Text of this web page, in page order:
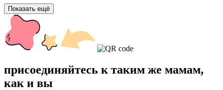
Показать ещё
присоединяйтесь к таким же мамам,
как и вы